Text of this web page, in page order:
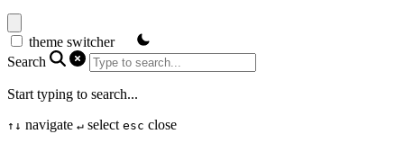
theme switcher
Search
Start typing to search...
↑ ↓ navigate ↵ select esc close